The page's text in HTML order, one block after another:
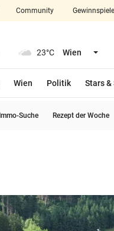
closeSchließen
arrow_right
Community Gewinnspiele
23°C Wien
Wien Politik Stars &
Immo-Suche Rezept der Woche